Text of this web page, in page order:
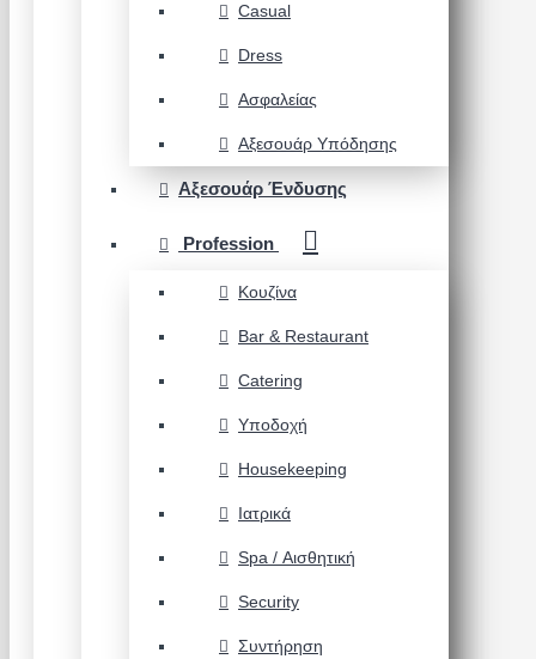
Casual
Dress
Ασφαλείας
Αξεσουάρ Υπόδησης
Αξεσουάρ Ένδυσης
Profession
Κουζίνα
Bar & Restaurant
Catering
Υποδοχή
Housekeeping
Ιατρικά
Spa / Αισθητική
Security
Συντήρηση